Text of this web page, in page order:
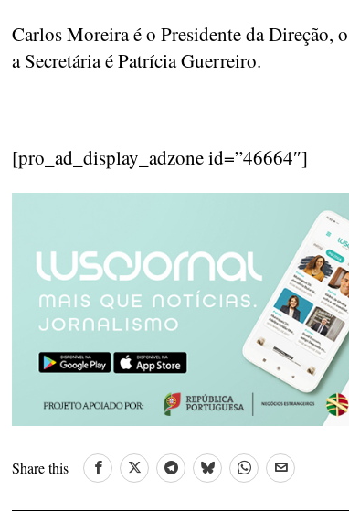
Carlos Moreira é o Presidente da Direção,
a Secretária é Patrícia Guerreiro.
[pro_ad_display_adzone id=”46664″]
Share this